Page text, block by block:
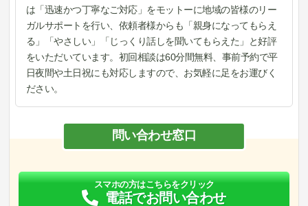
は「迅速かつ丁寧なご対応」をモットーに地域の皆様のリー
ガルサポートを行い、依頼者様からも「親身になってもらえ
る」「やさしい」「じっくり話しを聞いてもらえた」と好評
をいただいています。初回相談は60分間無料、事前予約で平
日夜間や土日祝にも対応しますので、お気軽に足をお運びく
ださい。
問い合わせ窓口
スマホの方はこちらをクリック
電話でお問い合わせ